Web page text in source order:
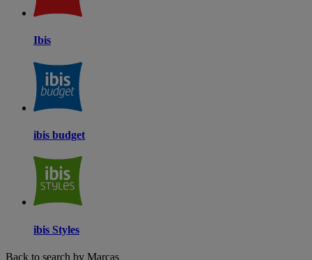
Ibis
ibis budget
ibis Styles
Back to search by Marcas